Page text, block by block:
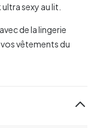
sexy au lit.
de la lingerie
vêtements du